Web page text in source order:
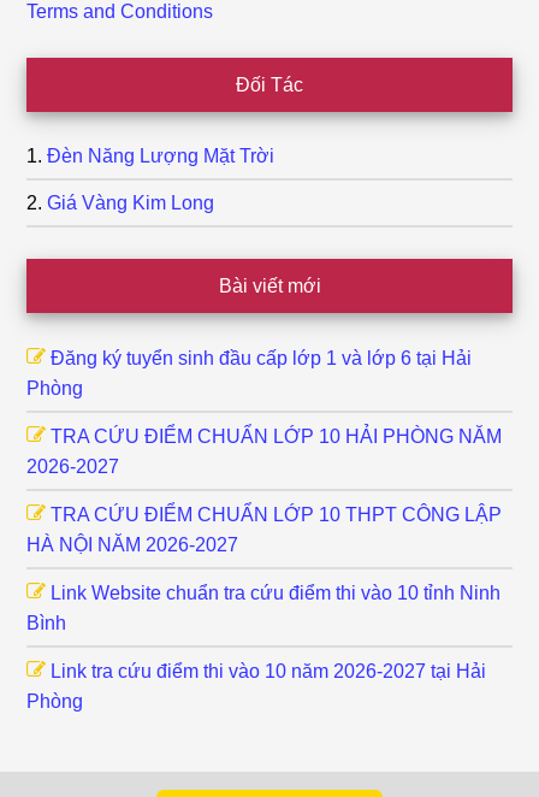
Terms and Conditions
Đối Tác
Đèn Năng Lượng Mặt Trời
Giá Vàng Kim Long
Bài viết mới
Đăng ký tuyển sinh đầu cấp lớp 1 và lớp 6 tại Hải
Phòng
TRA CỨU ĐIỂM CHUẨN LỚP 10 HẢI PHÒNG NĂM
2026-2027
TRA CỨU ĐIỂM CHUẨN LỚP 10 THPT CÔNG LẬP
HÀ NỘI NĂM 2026-2027
Link Website chuẩn tra cứu điểm thi vào 10 tỉnh Ninh
Bình
Link tra cứu điểm thi vào 10 năm 2026-2027 tại Hải
Phòng